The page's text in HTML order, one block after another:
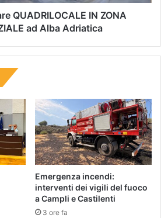
QUADRILOCALE IN ZONA
ad Alba Adriatica
Emergenza incendi:
interventi dei vigili del fuoco
a Campli e Castilenti
3 ore fa